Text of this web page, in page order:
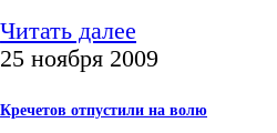
Читать далее
25 ноября 2009
Кречетов отпустили на волю